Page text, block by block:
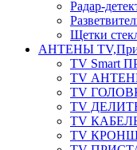
Радар-
Щетки
АНТЕНЫ
TV Smart
TV
TV
TV
TV
TV